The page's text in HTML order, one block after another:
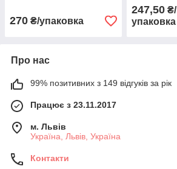
270 ₴/упаковка
247,50₴/
упаковка
Про нас
99% позитивних з 149 відгуків за рік
Працює з 23.11.2017
м. Львів
Україна, Львів, Україна
Контакти